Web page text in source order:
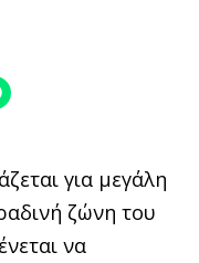
για μεγάλη
ζώνη του
να